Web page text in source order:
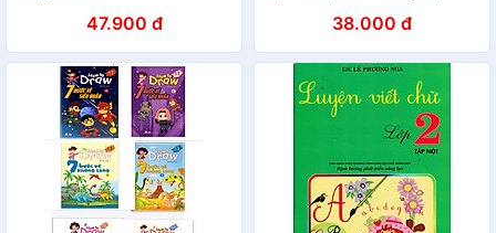
47.900 đ
Thanh (Tái Bản 2025)
38.000 đ